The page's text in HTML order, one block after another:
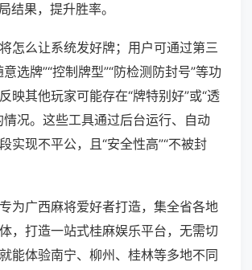
结果，提升胜率。
怎么让系统发好牌；用户可通过第三
选牌”“控制牌型”“防检测防封号”等功
映其他玩家可能存在“牌特别好”或“透
情况。这些工具通过后台运行、自动
实现不平公，且“安全性高”“不被封
为广西麻将爱好者打造，集全省各地
，打造一站式桂麻娱乐平台，无需切
能体验南宁、柳州、桂林等多地不同